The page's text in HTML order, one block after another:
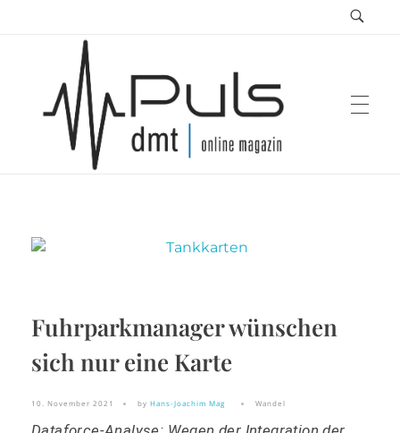
Puls Magazin
Zukunft der Mobilität
Fuhrparkmanager wünschen
sich nur eine Karte
10. November 2021 by Hans-Joachim Mag Wandel